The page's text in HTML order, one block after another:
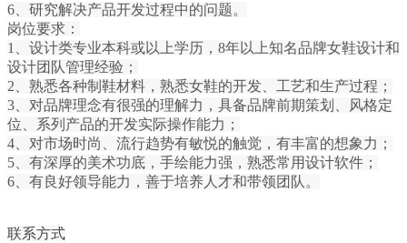
6、研究解决产品开发过程中的问题。
岗位要求：
1、设计类专业本科或以上学历，8年以上知名品牌女鞋设计和
设计团队管理经验；
2、熟悉各种制鞋材料，熟悉女鞋的开发、工艺和生产过程；
3、对品牌理念有很强的理解力，具备品牌前期策划、风格定
位、系列产品的开发实际操作能力；
4、对市场时尚、流行趋势有敏悦的触觉，有丰富的想象力；
5、有深厚的美术功底，手绘能力强，熟悉常用设计软件；
6、有良好领导能力，善于培养人才和带领团队。
联系方式